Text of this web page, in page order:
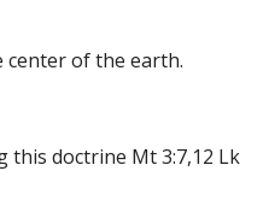
center of the earth.
this doctrine Mt 3:7,12 Lk